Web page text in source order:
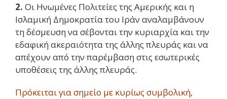
2. Οι Ηνωμένες Πολιτείες της Αμερικής και η
Ισλαμική Δημοκρατία του Ιράν αναλαμβάνουν
τη δέσμευση να σέβονται την κυριαρχία και την
εδαφική ακεραιότητα της άλλης πλευράς και να
απέχουν από την παρέμβαση στις εσωτερικές
υποθέσεις της άλλης πλευράς.
Πρόκειται για σημείο με κυρίως συμβολική,